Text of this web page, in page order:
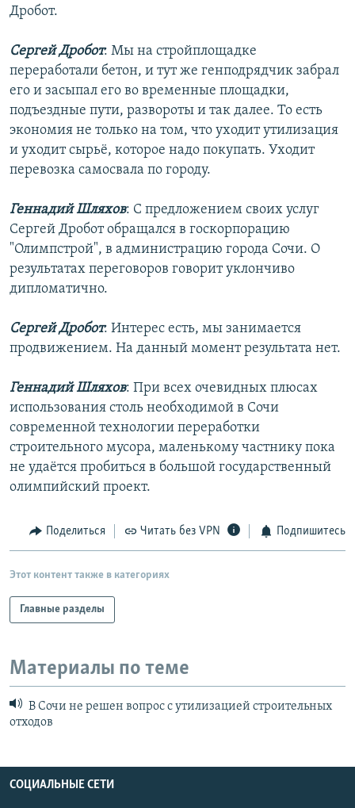
Дробот.
Сергей Дробот: Мы на стройплощадке
переработали бетон, и тут же генподрядчик забрал
его и засыпал его во временные площадки,
подъездные пути, развороты и так далее. То есть
экономия не только на том, что уходит утилизация
и уходит сырьё, которое надо покупать. Уходит
перевозка самосвала по городу.
Геннадий Шляхов: С предложением своих услуг
Сергей Дробот обращался в госкорпорацию
"Олимпстрой", в администрацию города Сочи. О
результатах переговоров говорит уклончиво
дипломатично.
Сергей Дробот: Интерес есть, мы занимается
продвижением. На данный момент результата нет.
Геннадий Шляхов: При всех очевидных плюсах
использования столь необходимой в Сочи
современной технологии переработки
строительного мусора, маленькому частнику пока
не удаётся пробиться в большой государственный
олимпийский проект.
Поделиться Читать без VPN Подпишитесь
Этот контент также в категориях
Главные разделы
Материалы по теме
В Сочи не решен вопрос с утилизацией строительных
отходов
СОЦИАЛЬНЫЕ СЕТИ